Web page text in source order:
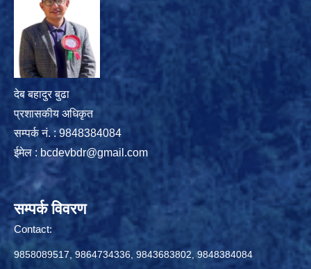
देब बहादुर बुढा
प्रशासकीय अधिकृत
सम्पर्क नं. : 9848384084
ईमेल : bcdevbdr@gmail.com
सम्पर्क विवरण
Contact:
9858089517, 9864734336, 9843683802, 9848384084